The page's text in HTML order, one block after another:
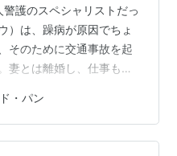
護のスペシャリストだっ
）は、躁病が原因でちょ
そのために交通事故を起
妻とは離婚し、仕事も失
妻と娘の乗る航空機に乗
がハイジャック犯のグル
オジュンは、家族を守る
・パン